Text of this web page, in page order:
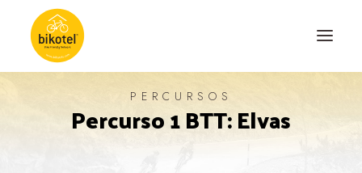
SOBRE NÓS
PERCURSOS
Percurso 1 BTT: Elvas